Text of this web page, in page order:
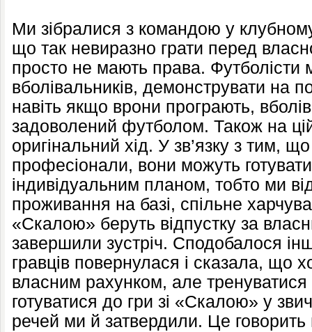
Ми зібралися з командою у
що так невиразно грати перед
просто не мають права. Футболісти
вболівальників, демонструвати на
навіть якщо врони програють,
задоволений футболом. Також на
оригінальний хід. У зв’язку з тим,
професіонали, вони можуть
індивідуальним планом, тобто ми
проживання на базі, спільне
«Скалою» беруть відпустку за
завершили зустріч. Сподобалося
гравців повернулася і сказала, що
власним рахунком, але
готуватися до гри зі «Скалою» у
речей ми й затвердили. Це говорить